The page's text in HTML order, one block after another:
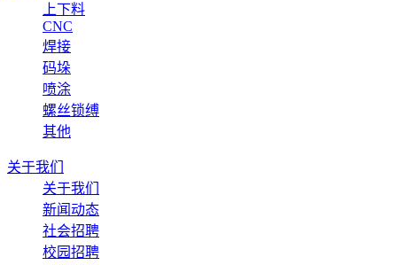
上下料
CNC
焊接
码垛
喷涂
螺丝锁缚
其他
关于我们
关于我们
新闻动态
社会招聘
校园招聘